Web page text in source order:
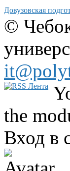
Довузовская
©
the
Вход в